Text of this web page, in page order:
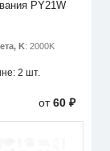
PY21W
K: 2000K
2 шт.
от60 ₽